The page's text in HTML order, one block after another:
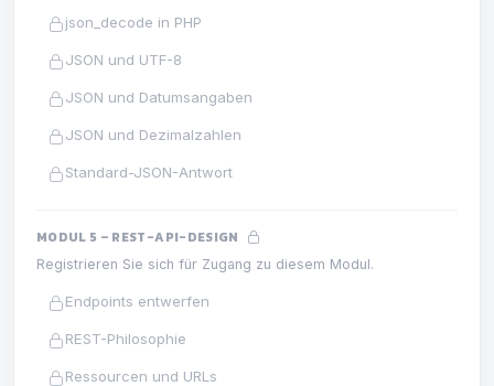
json_decode in PHP
JSON und UTF-8
JSON und Datumsangaben
JSON und Dezimalzahlen
Standard-JSON-Antwort
MODUL 5 – REST-API-DESIGN
Registrieren Sie sich für Zugang zu diesem Modul.
Endpoints entwerfen
REST-Philosophie
Ressourcen und URLs